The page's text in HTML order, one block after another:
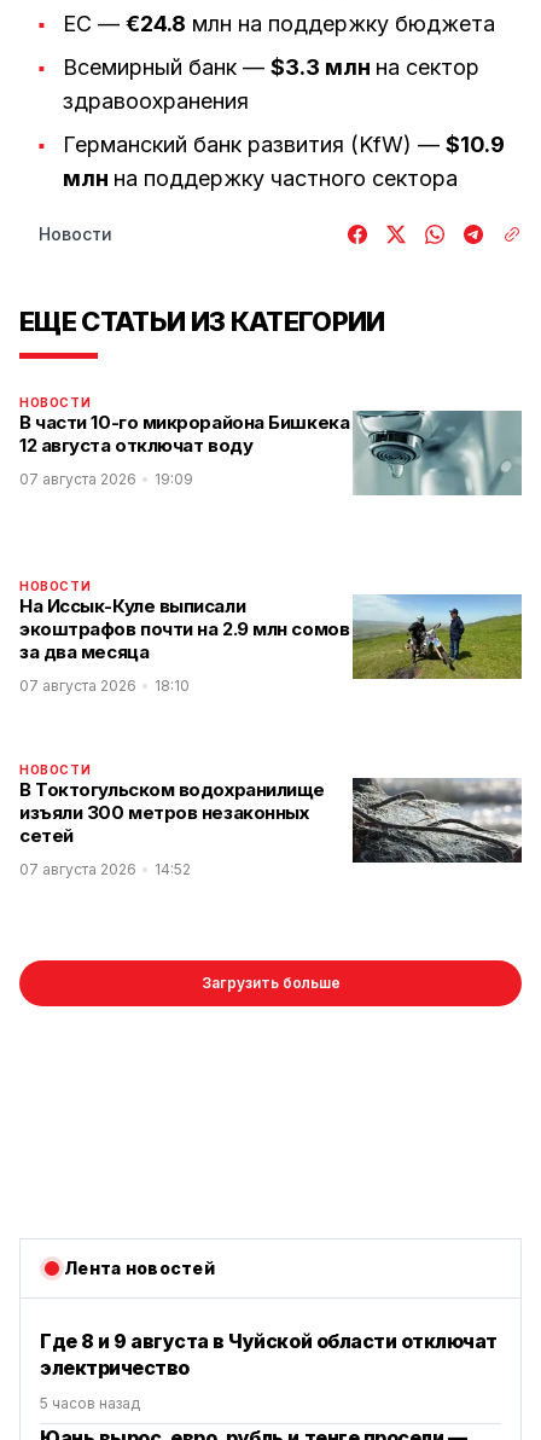
ЕС — €24.8 млн на поддержку бюджета
Всемирный банк — $3.3 млн на сектор
здравоохранения
Германский банк развития (KfW) — $10.9
млн на поддержку частного сектора
Новости
ЕЩЕ СТАТЬИ ИЗ КАТЕГОРИИ
НОВОСТИ
В части 10-го микрорайона Бишкека
12 августа отключат воду
07 августа 2026 19:09
НОВОСТИ
На Иссык-Куле выписали
экоштрафов почти на 2.9 млн сомов
за два месяца
07 августа 2026 18:10
НОВОСТИ
В Токтогульском водохранилище
изъяли 300 метров незаконных
сетей
07 августа 2026 14:52
Загрузить больше
Лента новостей
Где 8 и 9 августа в Чуйской области отключат
электричество
5 часов назад